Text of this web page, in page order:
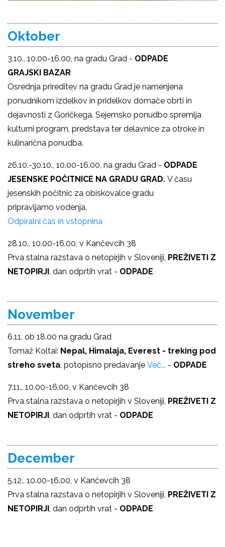
Oktober
3.10., 10.00-16.00, na gradu Grad - ODPADE
GRAJSKI BAZAR
Osrednja prireditev na gradu Grad je namenjena
ponudnikom izdelkov in pridelkov domače obrti in
dejavnosti z Goričkega. Sejemsko ponudbo spremlja
kulturni program, predstava ter delavnice za otroke in
kulinarična ponudba.
26.10.-30.10., 10.00-16.00, na gradu Grad - ODPADE
JESENSKE POČITNICE NA GRADU GRAD. V času
jesenskih počitnic za obiskovalce gradu
pripravljamo vodenja.
Odpiralni čas in vstopnina
28.10., 10.00-16.00, v Kančevcih 38
Prva stalna razstava o netopirjih v Sloveniji, PREŽIVETI Z
NETOPIRJI , dan odprtih vrat - ODPADE
November
6.11. ob 18.00 na gradu Grad
Tomaž Koltai: Nepal, Himalaja, Everest - treking pod
streho sveta , potopisno predavanje Več... - ODPADE
7.11., 10.00-16.00, v Kančevcih 38
Prva stalna razstava o netopirjih v Sloveniji, PREŽIVETI Z
NETOPIRJI , dan odprtih vrat - ODPADE
December
5.12., 10.00-16.00, v Kančevcih 38
Prva stalna razstava o netopirjih v Sloveniji, PREŽIVETI Z
NETOPIRJI , dan odprtih vrat - ODPADE